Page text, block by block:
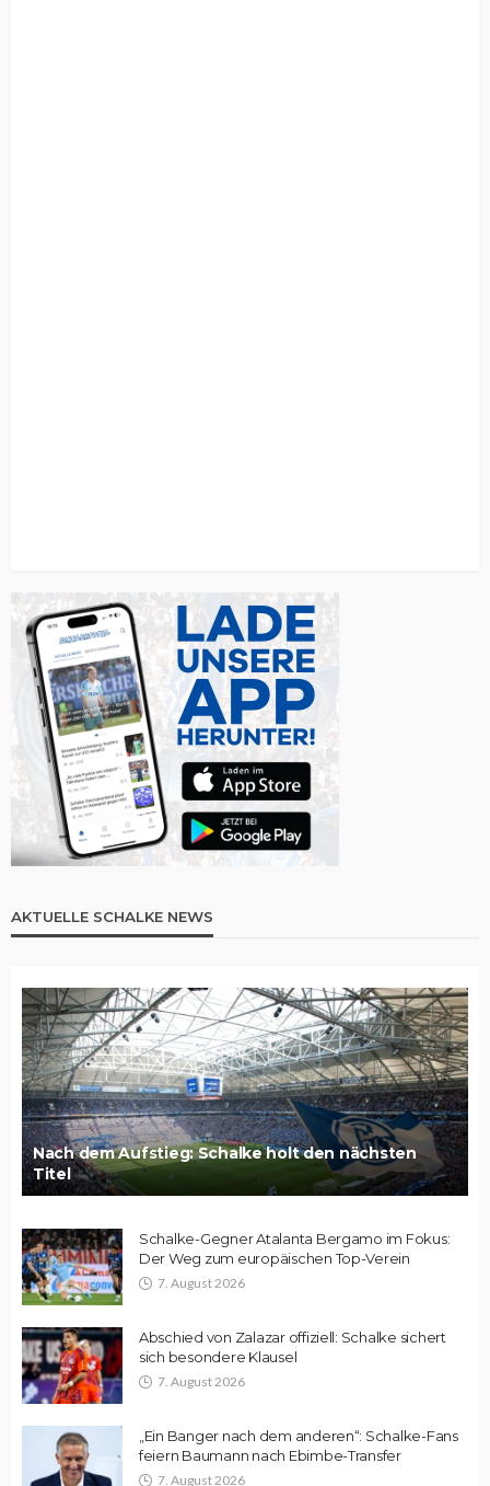
AKTUELLE SCHALKE NEWS
Nach dem Aufstieg: Schalke holt den nächsten
Titel
Schalke-Gegner Atalanta Bergamo im Fokus:
Der Weg zum europäischen Top-Verein
7. August 2026
Abschied von Zalazar offiziell: Schalke sichert
sich besondere Klausel
7. August 2026
„Ein Banger nach dem anderen“: Schalke-Fans
feiern Baumann nach Ebimbe-Transfer
7. August 2026